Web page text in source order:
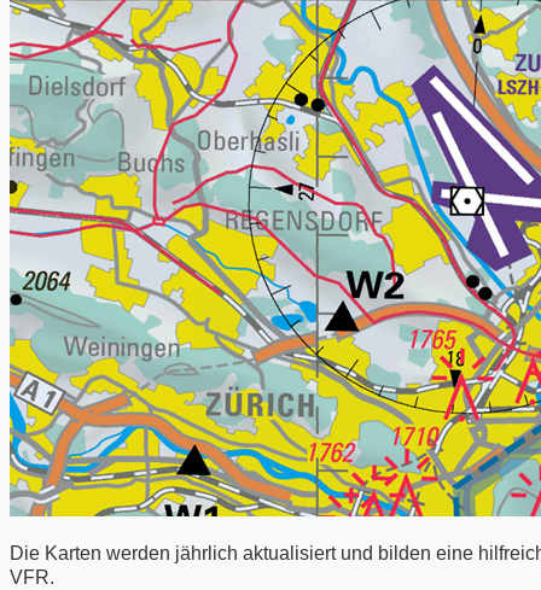
Die Karten werden jährlich aktualisiert und bilden eine
VFR.